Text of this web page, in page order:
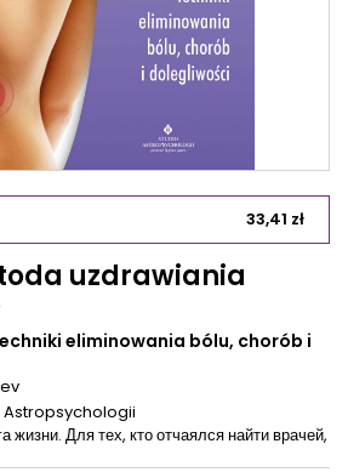
33,41 zł
uzdrawiania
eliminowania bólu, chorób i
Astropsychologii
жизни. Для тех, кто отчаялся найти врачей,